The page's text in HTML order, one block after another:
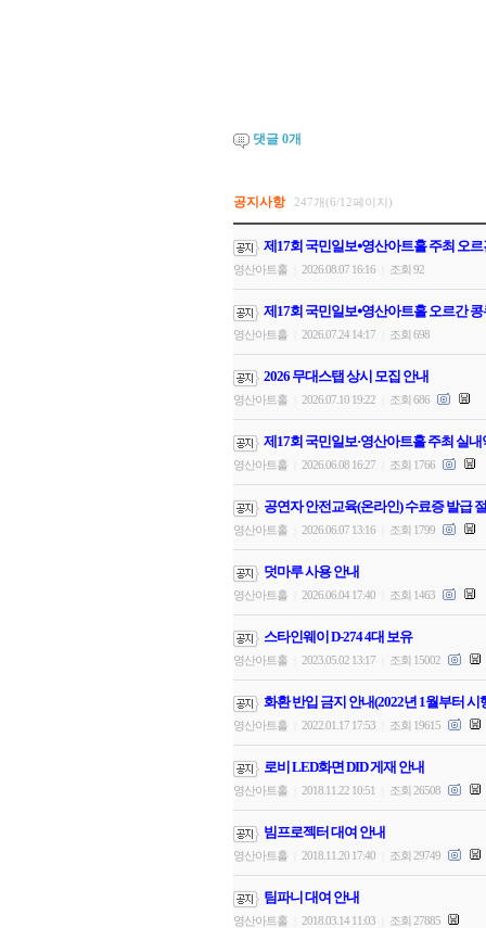
댓글 0개
공지사항 247개(6/12페이지)
제17회 국민일보⦁영산아트홀 주최 오
영산아트홀 2026.08.07 16:16 조회 92
제17회 국민일보⦁영산아트홀 오르간
영산아트홀 2026.07.24 14:17 조회 698
2026 무대스탭 상시 모집 안내
영산아트홀 2026.07.10 19:22 조회 686
제17회 국민일보·영산아트홀 주최 실
영산아트홀 2026.06.08 16:27 조회 1766
공연자 안전교육(온라인) 수료증 발급
영산아트홀 2026.06.07 13:16 조회 1799
덧마루 사용 안내
영산아트홀 2026.06.04 17:40 조회 1463
스타인웨이 D-274 4대 보유
영산아트홀 2023.05.02 13:17 조회 15002
화환 반입 금지 안내(2022년 1월부터 시
영산아트홀 2022.01.17 17:53 조회 19615
로비 LED화면 DID 게재 안내
영산아트홀 2018.11.22 10:51 조회 26508
빔프로젝터 대여 안내
영산아트홀 2018.11.20 17:40 조회 29749
팀파니 대여 안내
영산아트홀 2018.03.14 11:03 조회 27885